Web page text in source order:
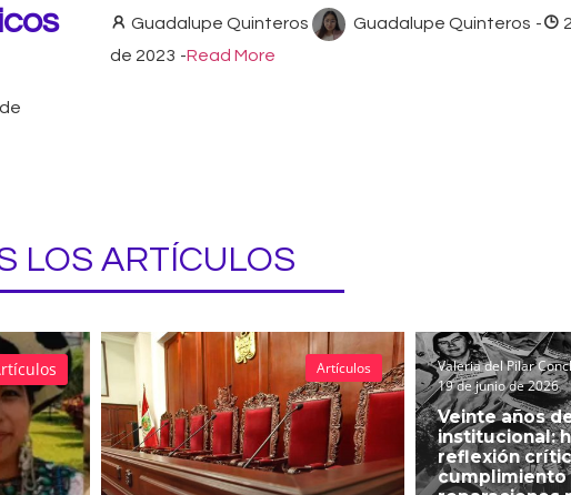
Guadalupe Quinteros Guadalupe Quinteros -
de 2023 -Read More
LOS ARTÍCULOS
Artículos
Valeria del Pilar
19 de junio de 2026
Veinte años
institucional:
reflexión
cumplimiento